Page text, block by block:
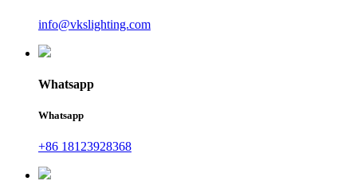
info@vkslighting.com
Whatsapp
Whatsapp
+86 18123928368